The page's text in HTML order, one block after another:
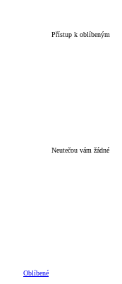
Přístup k oblíbeným
Neutečou vám žádné
Oblíbené